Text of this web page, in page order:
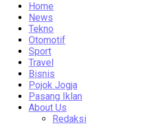
Home
News
Tekno
Otomotif
Sport
Travel
Bisnis
Pojok Jogja
Pasang Iklan
About Us
Redaksi